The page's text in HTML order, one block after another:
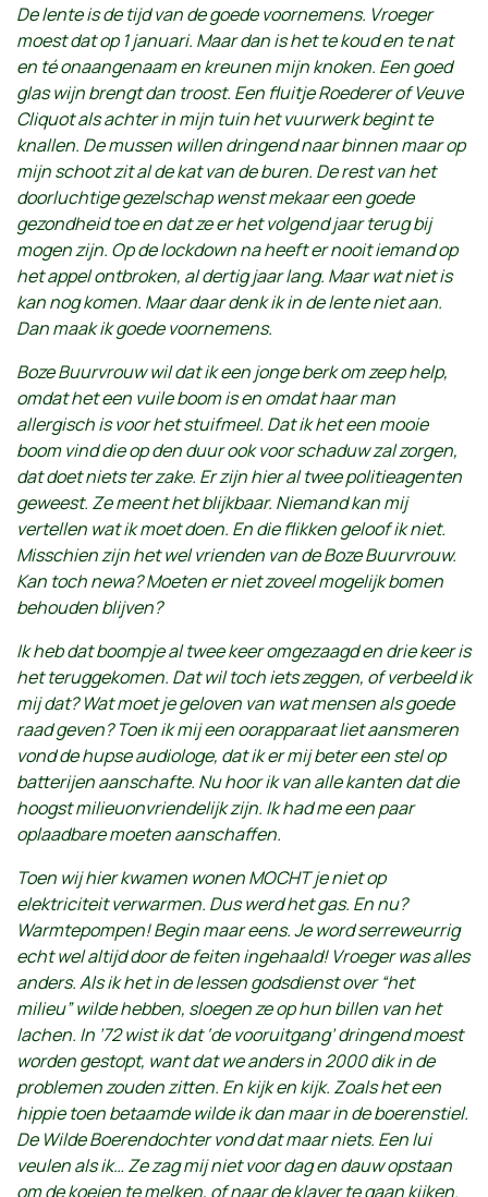
De lente is de tijd van de goede voornemens. Vroeger
moest dat op 1 januari. Maar dan is het te koud en te nat
en té onaangenaam en kreunen mijn knoken. Een goed
glas wijn brengt dan troost. Een fluitje Roederer of Veuve
Cliquot als achter in mijn tuin het vuurwerk begint te
knallen. De mussen willen dringend naar binnen maar op
mijn schoot zit al de kat van de buren. De rest van het
doorluchtige gezelschap wenst mekaar een goede
gezondheid toe en dat ze er het volgend jaar terug bij
mogen zijn. Op de lockdown na heeft er nooit iemand op
het appel ontbroken, al dertig jaar lang. Maar wat niet is
kan nog komen. Maar daar denk ik in de lente niet aan.
Dan maak ik goede voornemens.
Boze Buurvrouw wil dat ik een jonge berk om zeep help,
omdat het een vuile boom is en omdat haar man
allergisch is voor het stuifmeel. Dat ik het een mooie
boom vind die op den duur ook voor schaduw zal zorgen,
dat doet niets ter zake. Er zijn hier al twee politieagenten
geweest. Ze meent het blijkbaar. Niemand kan mij
vertellen wat ik moet doen. En die flikken geloof ik niet.
Misschien zijn het wel vrienden van de Boze Buurvrouw.
Kan toch newa? Moeten er niet zoveel mogelijk bomen
behouden blijven?
Ik heb dat boompje al twee keer omgezaagd en drie keer is
het teruggekomen. Dat wil toch iets zeggen, of verbeeld ik
mij dat? Wat moet je geloven van wat mensen als goede
raad geven? Toen ik mij een oorapparaat liet aansmeren
vond de hupse audiologe, dat ik er mij beter een stel op
batterijen aanschafte. Nu hoor ik van alle kanten dat die
hoogst milieuonvriendelijk zijn. Ik had me een paar
oplaadbare moeten aanschaffen.
Toen wij hier kwamen wonen MOCHT je niet op
elektriciteit verwarmen. Dus werd het gas. En nu?
Warmtepompen! Begin maar eens. Je word serreweurrig
echt wel altijd door de feiten ingehaald! Vroeger was alles
anders. Als ik het in de lessen godsdienst over “het
milieu” wilde hebben, sloegen ze op hun billen van het
lachen. In ’72 wist ik dat ‘de vooruitgang’ dringend moest
worden gestopt, want dat we anders in 2000 dik in de
problemen zouden zitten. En kijk en kijk. Zoals het een
hippie toen betaamde wilde ik dan maar in de boerenstiel.
De Wilde Boerendochter vond dat maar niets. Een lui
veulen als ik… Ze zag mij niet voor dag en dauw opstaan
om de koeien te melken, of naar de klaver te gaan kijken.